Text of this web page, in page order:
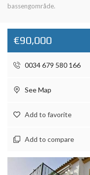
bassengområde.
€90,000
0034 679 580 166
See Map
Add to favorite
Add to compare